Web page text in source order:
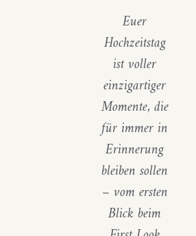
Euer
Hochzeitstag
ist voller
einzigartiger
Momente, die
für immer in
Erinnerung
bleiben sollen
– vom ersten
Blick beim